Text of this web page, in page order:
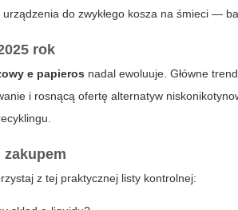
do zwykłego kosza na śmieci —
rok
e papieros nadal ewoluuje. Główne
i rosnącą ofertę alternatyw
z tej praktycznej listy kontrolnej: